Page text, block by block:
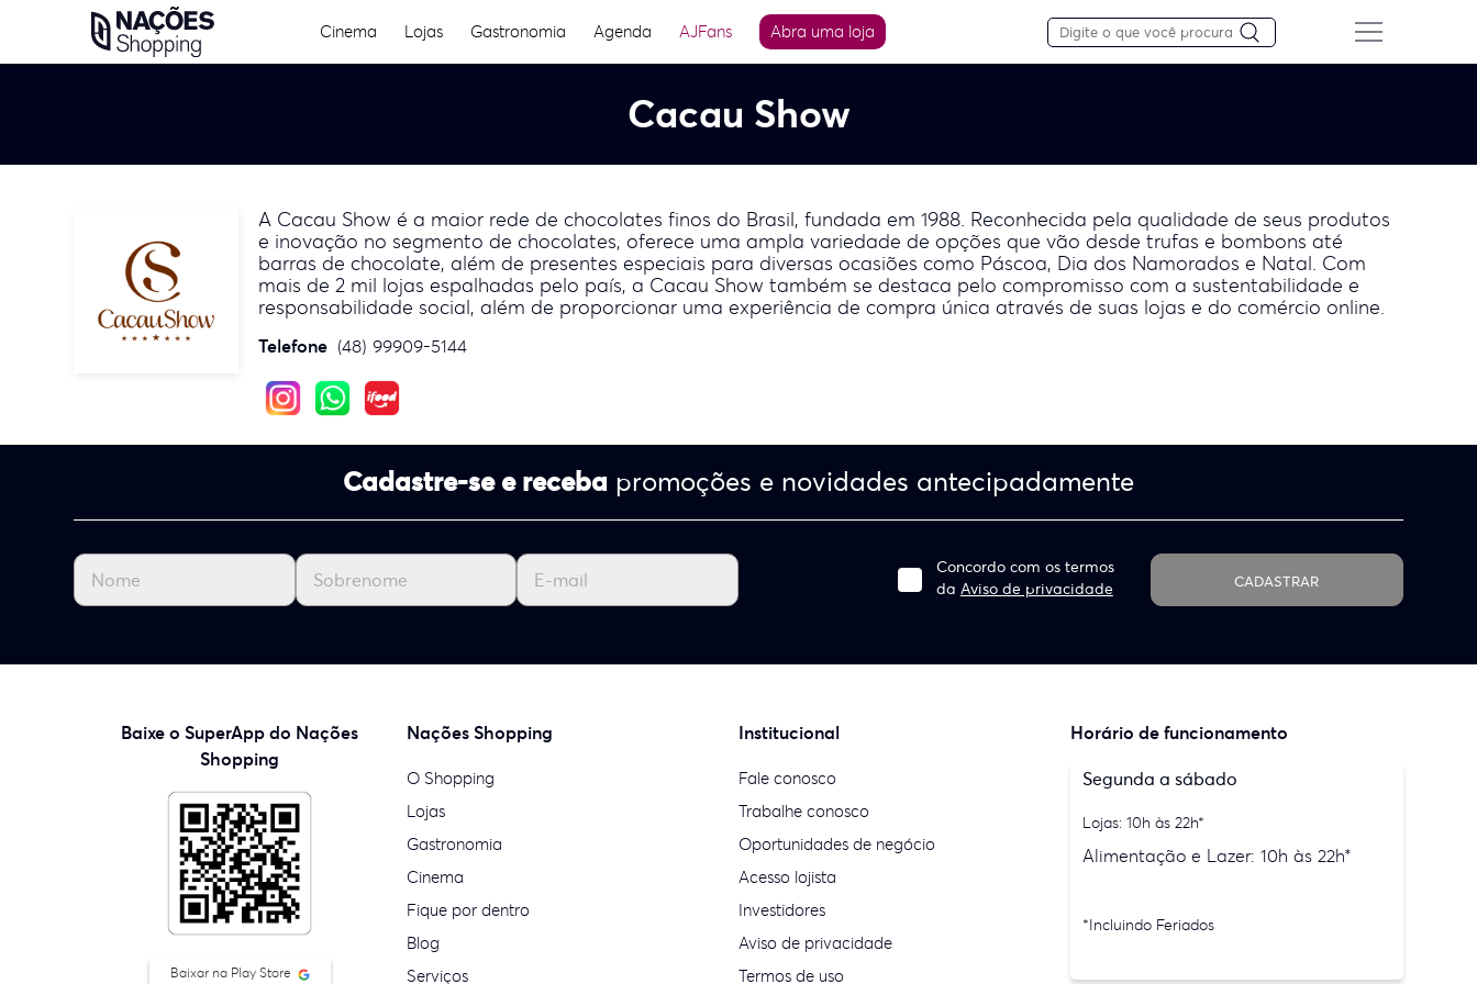
Cinema Lojas Gastronomia Agenda AJFans Abra uma loja
Cacau Show
A Cacau Show é a maior rede de chocolates finos do Brasil, fundada em 1988. Reconhecida pela qualidade de seus produtos
e inovação no segmento de chocolates, oferece uma ampla variedade de opções que vão desde trufas e bombons até
barras de chocolate, além de presentes especiais para diversas ocasiões como Páscoa, Dia dos Namorados e Natal. Com
mais de 2 mil lojas espalhadas pelo país, a Cacau Show também se destaca pelo compromisso com a sustentabilidade e
responsabilidade social, além de proporcionar uma experiência de compra única através de suas lojas e do comércio online.
Telefone (48) 99909-5144
Cadastre-se e receba promoções e novidades antecipadamente
Concordo com os termos
da Aviso de privacidade CADASTRAR
Baixe o SuperApp do Nações
Shopping
Baixar na Play Store
Nações Shopping
O Shopping
Lojas
Gastronomia
Cinema
Fique por dentro
Blog
Serviços
Institucional
Fale conosco
Trabalhe conosco
Oportunidades de negócio
Acesso lojista
Investidores
Aviso de privacidade
Termos de uso
Horário de funcionamento
Segunda a sábado
Lojas: 10h às 22h*
Alimentação e Lazer: 10h às 22h*
*Incluindo Feriados